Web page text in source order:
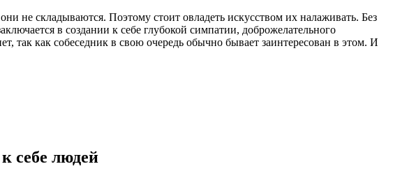
не складываются. Поэтому стоит овладеть искусством их налаживать. Без
в создании к себе глубокой симпатии, доброжелательного
так как собеседник в свою очередь обычно бывает заинтересован в этом. И
себе людей